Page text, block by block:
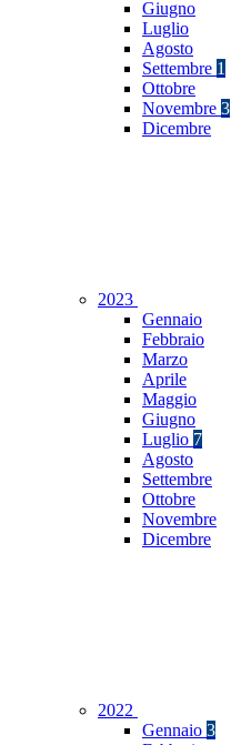
Giugno
Luglio
Agosto
Settembre 1
Ottobre
Novembre 3
Dicembre
2023
Gennaio
Febbraio
Marzo
Aprile
Maggio
Giugno
Luglio 7
Agosto
Settembre
Ottobre
Novembre
Dicembre
2022
Gennaio 3